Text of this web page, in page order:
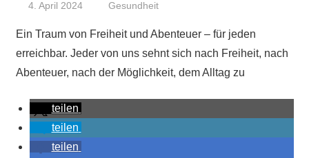
4. April 2024 Niki Vogt
Gesundheit
Ein Traum von Freiheit und Abenteuer – für jeden
erreichbar. Jeder von uns sehnt sich nach Freiheit, nach
Abenteuer, nach der Möglichkeit, dem Alltag zu
teilen
teilen
teilen